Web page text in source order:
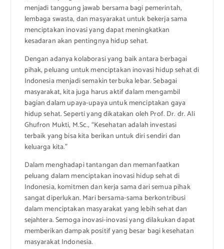
menjadi tanggung jawab bersama bagi pemerintah,
lembaga swasta, dan masyarakat untuk bekerja sama
menciptakan inovasi yang dapat meningkatkan
kesadaran akan pentingnya hidup sehat.
Dengan adanya kolaborasi yang baik antara berbagai
pihak, peluang untuk menciptakan inovasi hidup sehat di
Indonesia menjadi semakin terbuka lebar. Sebagai
masyarakat, kita juga harus aktif dalam mengambil
bagian dalam upaya-upaya untuk menciptakan gaya
hidup sehat. Seperti yang dikatakan oleh Prof. Dr. dr. Ali
Ghufron Mukti, M.Sc., “Kesehatan adalah investasi
terbaik yang bisa kita berikan untuk diri sendiri dan
keluarga kita.”
Dalam menghadapi tantangan dan memanfaatkan
peluang dalam menciptakan inovasi hidup sehat di
Indonesia, komitmen dan kerja sama dari semua pihak
sangat diperlukan. Mari bersama-sama berkontribusi
dalam menciptakan masyarakat yang lebih sehat dan
sejahtera. Semoga inovasi-inovasi yang dilakukan dapat
memberikan dampak positif yang besar bagi kesehatan
masyarakat Indonesia.